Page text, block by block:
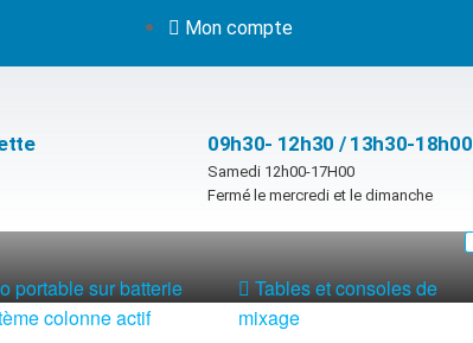
Mon compte
09h30- 12h30 / 13h30-18h00
Samedi 12h00-17H00
Fermé le mercredi et le dimanche
portable sur batterie
colonne actif
Tables et consoles de
mixage